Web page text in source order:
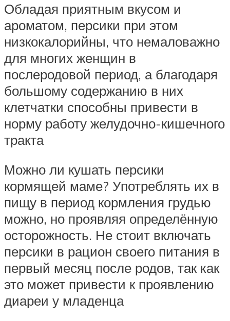
Обладая приятным вкусом и
ароматом, персики при этом
низкокалорийны, что немаловажно
для многих женщин в
послеродовой период, а благодаря
большому содержанию в них
клетчатки способны привести в
норму работу желудочно-кишечного
тракта
Можно ли кушать персики
кормящей маме? Употреблять их в
пищу в период кормления грудью
можно, но проявляя определённую
осторожность. Не стоит включать
персики в рацион своего питания в
первый месяц после родов, так как
это может привести к проявлению
диареи у младенца